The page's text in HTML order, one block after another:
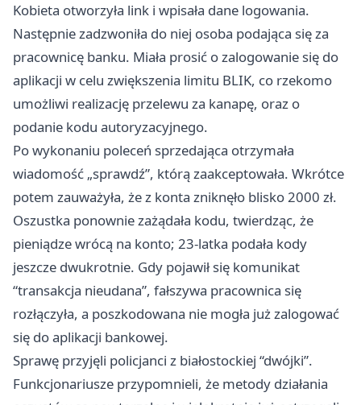
Kobieta otworzyła link i wpisała dane logowania.
Następnie zadzwoniła do niej osoba podająca się za
pracownicę banku. Miała prosić o zalogowanie się do
aplikacji w celu zwiększenia limitu BLIK, co rzekomo
umożliwi realizację przelewu za kanapę, oraz o
podanie kodu autoryzacyjnego.
Po wykonaniu poleceń sprzedająca otrzymała
wiadomość „sprawdź”, którą zaakceptowała. Wkrótce
potem zauważyła, że z konta zniknęło blisko 2000 zł.
Oszustka ponownie zażądała kodu, twierdząc, że
pieniądze wrócą na konto; 23‑latka podała kody
jeszcze dwukrotnie. Gdy pojawił się komunikat
“transakcja nieudana”, fałszywa pracownica się
rozłączyła, a poszkodowana nie mogła już zalogować
się do aplikacji bankowej.
Sprawę przyjęli policjanci z białostockiej “dwójki”.
Funkcjonariusze przypomnieli, że metody działania